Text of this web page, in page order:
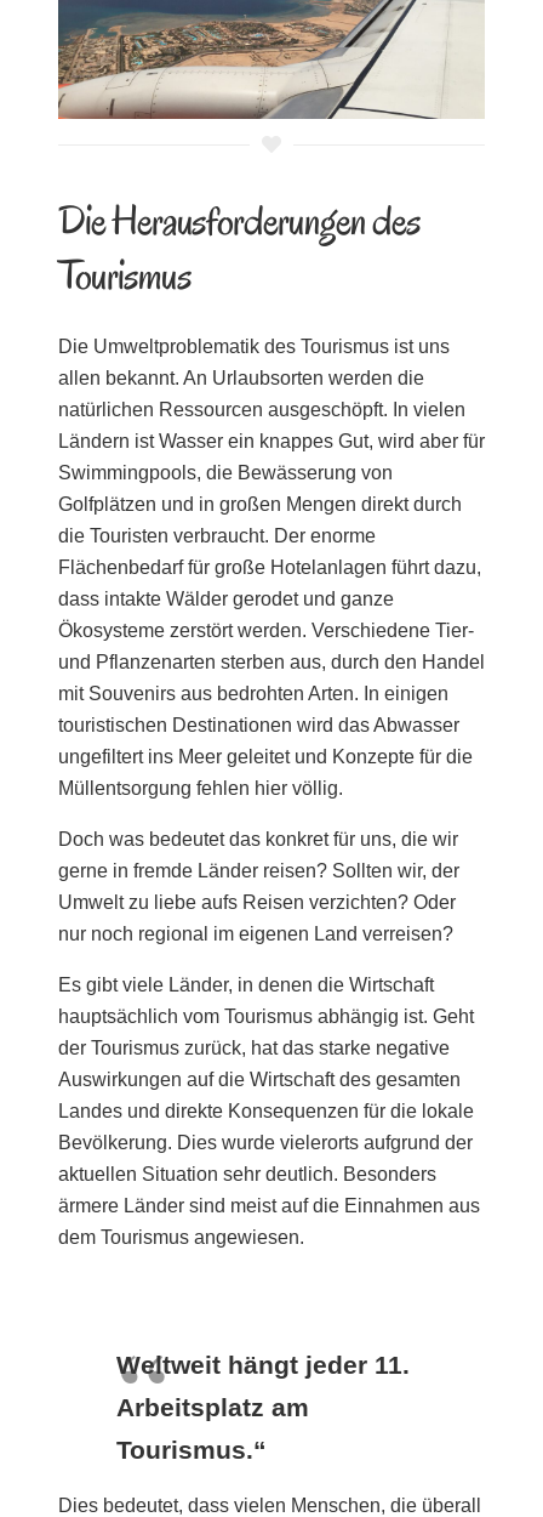
Die Herausforderungen des
Tourismus
Die Umweltproblematik des Tourismus ist uns
allen bekannt. An Urlaubsorten werden die
natürlichen Ressourcen ausgeschöpft. In vielen
Ländern ist Wasser ein knappes Gut, wird aber für
Swimmingpools, die Bewässerung von
Golfplätzen und in großen Mengen direkt durch
die Touristen verbraucht. Der enorme
Flächenbedarf für große Hotelanlagen führt dazu,
dass intakte Wälder gerodet und ganze
Ökosysteme zerstört werden. Verschiedene Tier-
und Pflanzenarten sterben aus, durch den Handel
mit Souvenirs aus bedrohten Arten. In einigen
touristischen Destinationen wird das Abwasser
ungefiltert ins Meer geleitet und Konzepte für die
Müllentsorgung fehlen hier völlig.
Doch was bedeutet das konkret für uns, die wir
gerne in fremde Länder reisen? Sollten wir, der
Umwelt zu liebe aufs Reisen verzichten? Oder
nur noch regional im eigenen Land verreisen?
Es gibt viele Länder, in denen die Wirtschaft
hauptsächlich vom Tourismus abhängig ist. Geht
der Tourismus zurück, hat das starke negative
Auswirkungen auf die Wirtschaft des gesamten
Landes und direkte Konsequenzen für die lokale
Bevölkerung. Dies wurde vielerorts aufgrund der
aktuellen Situation sehr deutlich. Besonders
ärmere Länder sind meist auf die Einnahmen aus
dem Tourismus angewiesen.
Weltweit hängt jeder 11.
Arbeitsplatz am
Tourismus.“
Dies bedeutet, dass vielen Menschen, die überall